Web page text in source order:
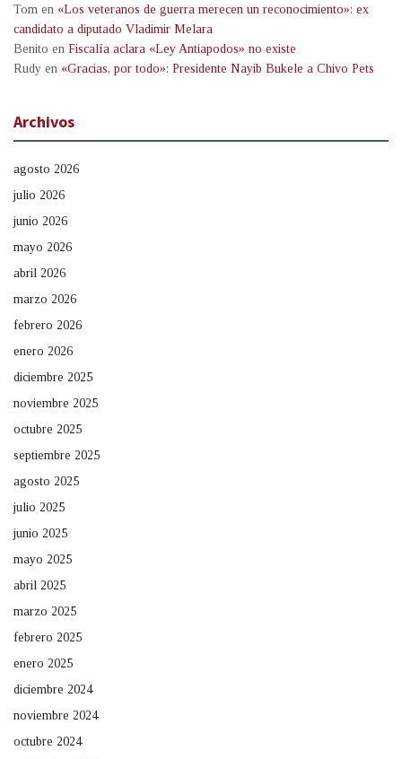
Tom en «Los veteranos de guerra merecen un reconocimiento»: ex
candidato a diputado Vladimir Melara
Benito en Fiscalía aclara «Ley Antiapodos» no existe
Rudy en «Gracias, por todo»: Presidente Nayib Bukele a Chivo Pets
Archivos
agosto 2026
julio 2026
junio 2026
mayo 2026
abril 2026
marzo 2026
febrero 2026
enero 2026
diciembre 2025
noviembre 2025
octubre 2025
septiembre 2025
agosto 2025
julio 2025
junio 2025
mayo 2025
abril 2025
marzo 2025
febrero 2025
enero 2025
diciembre 2024
noviembre 2024
octubre 2024